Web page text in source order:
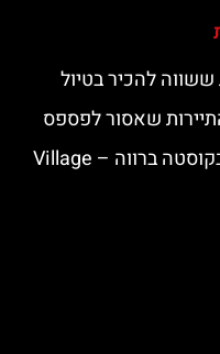
להכיר בטיול
פאלס (Pals) כפר ימי הביניים בקוסטה ברווה – ‪‪Village